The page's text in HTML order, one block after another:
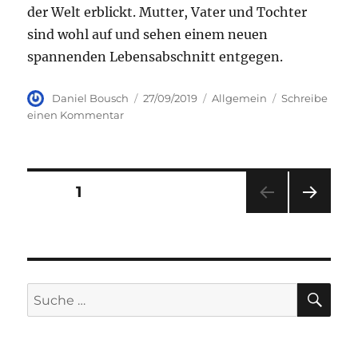
der Welt erblickt. Mutter, Vater und Tochter
sind wohl auf und sehen einem neuen
spannenden Lebensabschnitt entgegen.
Autor
Daniel Bousch
Veröffentlicht
27/09/2019 Kategorien
Allgemein
Schreibe
einen Kommentarzu
Seitennummerierung
Beiträge
SEITE1
E
Suche
nach: